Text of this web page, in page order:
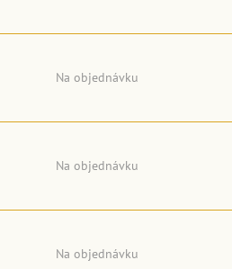
Na objednávku
Na objednávku
Na objednávku